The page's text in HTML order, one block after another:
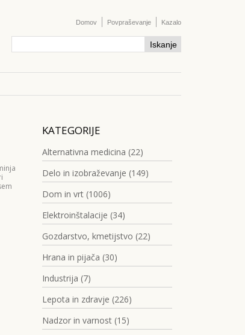
Domov Povpraševanje Kazalo
KATEGORIJE
Alternativna medicina (22)
Delo in izobraževanje (149)
Dom in vrt (1006)
Elektroinštalacije (34)
Gozdarstvo, kmetijstvo (22)
Hrana in pijača (30)
Industrija (7)
Lepota in zdravje (226)
Nadzor in varnost (15)